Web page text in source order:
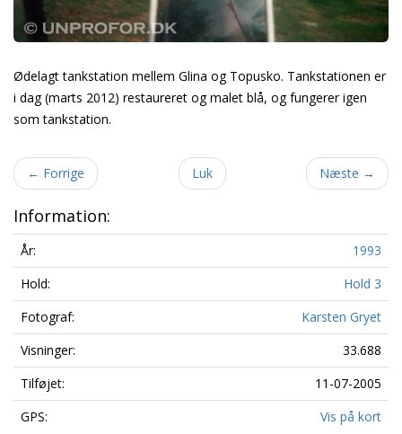
Ødelagt tankstation mellem Glina og Topusko. Tankstationen er
i dag (marts 2012) restaureret og malet blå, og fungerer igen
som tankstation.
← Forrige Luk Næste →
Information:
År:
1993
Hold:
Hold 3
Fotograf:
Karsten Gryet
Visninger:
33.688
Tilføjet:
11-07-2005
GPS:
Vis på kort